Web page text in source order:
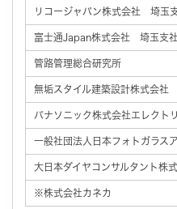
リコージャパン株式会社 埼玉
富士通Japan株式会社 埼玉支社
管路管理総合研究所
無垢スタイル建築設計株式会社
パナソニック株式会社エレクト
一般社団法人日本フォトガラス
大日本ダイヤコンサルタント株
※株式会社カネカ